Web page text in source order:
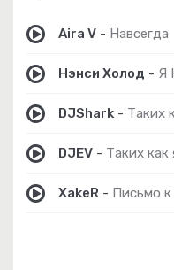
Aira V - Навсегда
Нэнси Холод - Я
DJShark - Таких
DJEV - Таких как
XakeR - Письмо к